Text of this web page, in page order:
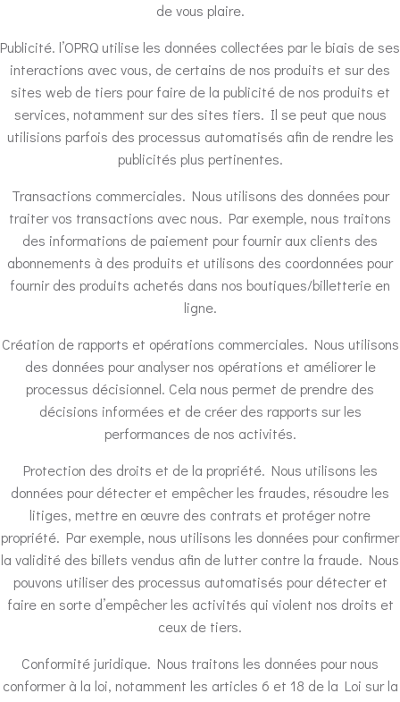
de vous plaire.
Publicité. l’OPRQ utilise les données collectées par le biais de ses
interactions avec vous, de certains de nos produits et sur des
sites web de tiers pour faire de la publicité de nos produits et
services, notamment sur des sites tiers. Il se peut que nous
utilisions parfois des processus automatisés afin de rendre les
publicités plus pertinentes.
Transactions commerciales. Nous utilisons des données pour
traiter vos transactions avec nous. Par exemple, nous traitons
des informations de paiement pour fournir aux clients des
abonnements à des produits et utilisons des coordonnées pour
fournir des produits achetés dans nos boutiques/billetterie en
ligne.
Création de rapports et opérations commerciales. Nous utilisons
des données pour analyser nos opérations et améliorer le
processus décisionnel. Cela nous permet de prendre des
décisions informées et de créer des rapports sur les
performances de nos activités.
Protection des droits et de la propriété. Nous utilisons les
données pour détecter et empêcher les fraudes, résoudre les
litiges, mettre en œuvre des contrats et protéger notre
propriété. Par exemple, nous utilisons les données pour confirmer
la validité des billets vendus afin de lutter contre la fraude. Nous
pouvons utiliser des processus automatisés pour détecter et
faire en sorte d’empêcher les activités qui violent nos droits et
ceux de tiers.
Conformité juridique. Nous traitons les données pour nous
conformer à la loi, notamment les articles 6 et 18 de la Loi sur la